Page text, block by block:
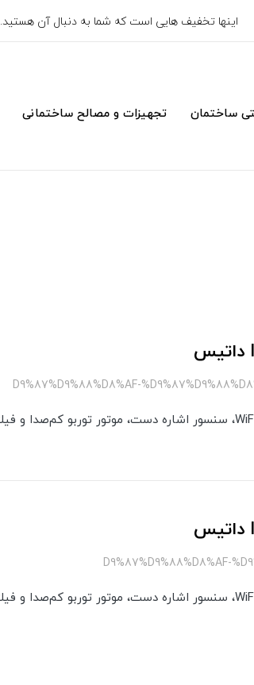
اینها تخفیف هایی است که شما به دنبال آن هستید.
ساختمان تجهیزات و مصالح ساختمانی